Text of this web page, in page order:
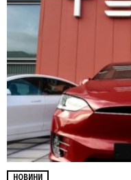
НОВИНИ